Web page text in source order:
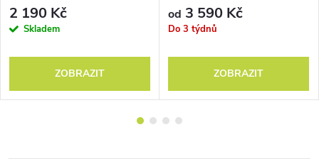
2 190 Kč
Skladem
ZOBRAZIT
od 3 590 Kč
Do 3 týdnů
ZOBRAZIT